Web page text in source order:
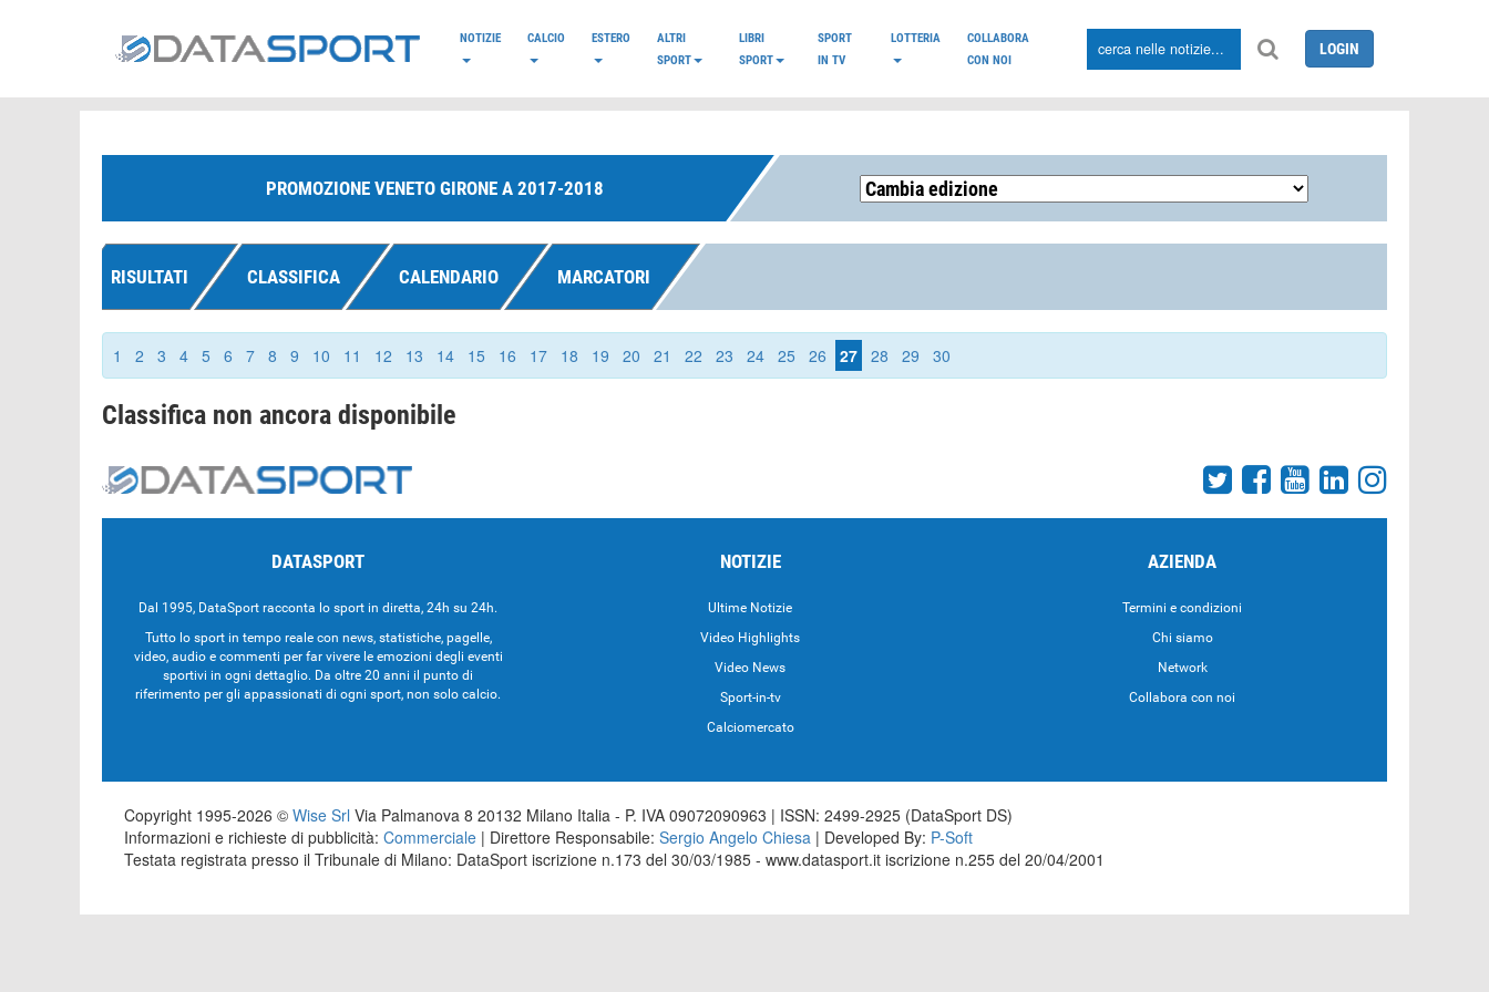
NOTIZIE CALCIO ESTERO
ALTRI
SPORT
LIBRI
SPORT
SPORT
IN TV
LOTTERIA
COLLABORA
CON NOI
LOGIN
PROMOZIONE VENETO GIRONE A 2017-2018
RISULTATI CLASSIFICA CALENDARIO MARCATORI
1 2 3 4 5 6 7 8 9 10 11 12 13 14 15 16 17 18 19 20 21 22 23 24 25 26 27 28 29 30
Classifica non ancora disponibile
DATASPORT
Dal 1995, DataSport racconta lo sport in diretta, 24h su 24h.
Tutto lo sport in tempo reale con news, statistiche, pagelle,
video, audio e commenti per far vivere le emozioni degli eventi
sportivi in ogni dettaglio. Da oltre 20 anni il punto di
riferimento per gli appassionati di ogni sport, non solo calcio.
NOTIZIE
Ultime Notizie
Video Highlights
Video News
Sport-in-tv
Calciomercato
AZIENDA
Termini e condizioni
Chi siamo
Network
Collabora con noi
Copyright 1995-2026 © Wise Srl Via Palmanova 8 20132 Milano Italia - P. IVA 09072090963 | ISSN: 2499-2925 (DataSport DS)
Informazioni e richieste di pubblicità: Commerciale | Direttore Responsabile: Sergio Angelo Chiesa | Developed By: P-Soft
Testata registrata presso il Tribunale di Milano: DataSport iscrizione n.173 del 30/03/1985 - www.datasport.it iscrizione n.255 del 20/04/2001